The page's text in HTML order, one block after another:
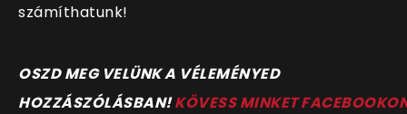
számíthatunk!
OSZD MEG VELÜNK A VÉLEMÉNYED
HOZZÁSZÓLÁSBAN!KÖVESS MINKET